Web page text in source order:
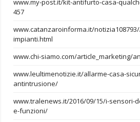
www.my-post.it/kit-antifurto-casa-
457
www.catanzaroinforma.it/
impianti.html
www.chi-siamo.com/article_marketing/
www.leultimenotizie.it/allarme-casa-
antintrusione/
www.tralenews.it/2016/09/15/i-sensori-
e-funzioni/